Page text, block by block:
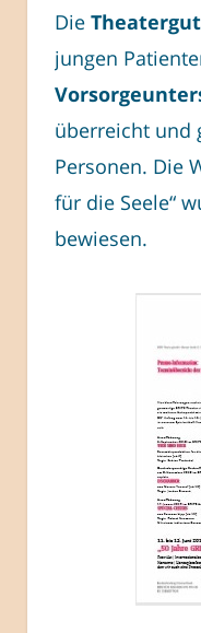
Die
jungen
überreicht und
Personen. Die
für die Seele“
bewiesen.